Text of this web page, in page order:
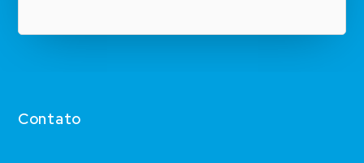
Contato